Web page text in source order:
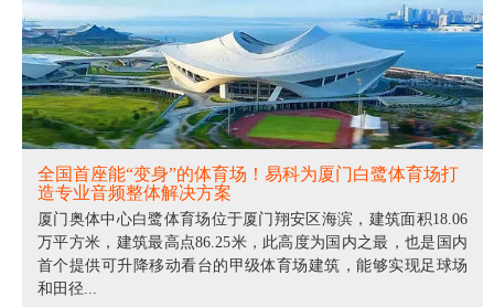
全国首座能“变身”的体育场！易科为厦门白鹭体育场打
造专业音频整体解决方案
厦门奥体中心白鹭体育场位于厦门翔安区海滨，建筑面积18.06
万平方米，建筑最高点86.25米，此高度为国内之最，也是国内
首个提供可升降移动看台的甲级体育场建筑，能够实现足球场
和田径...